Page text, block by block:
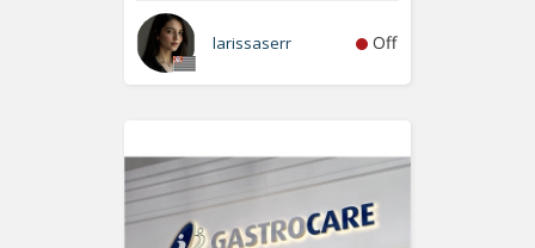
larissaserr Off